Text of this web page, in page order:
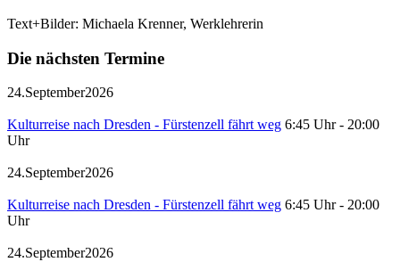
Text+Bilder: Michaela Krenner, Werklehrerin
Die nächsten Termine
24.September2026
Kulturreise nach Dresden - Fürstenzell fährt weg 6:45 Uhr - 20:00
Uhr
24.September2026
Kulturreise nach Dresden - Fürstenzell fährt weg 6:45 Uhr - 20:00
Uhr
24.September2026